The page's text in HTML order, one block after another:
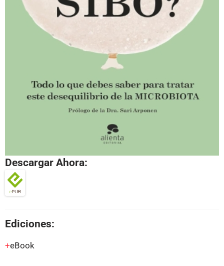
Descargar Ahora:
Ediciones:
eBook